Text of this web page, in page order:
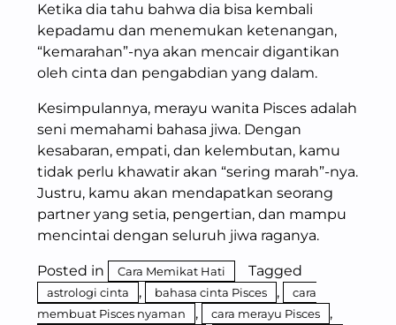
Ketika dia tahu bahwa dia bisa kembali
kepadamu dan menemukan ketenangan,
“kemarahan”-nya akan mencair digantikan
oleh cinta dan pengabdian yang dalam.
Kesimpulannya, merayu wanita Pisces adalah
seni memahami bahasa jiwa. Dengan
kesabaran, empati, dan kelembutan, kamu
tidak perlu khawatir akan “sering marah”-nya.
Justru, kamu akan mendapatkan seorang
partner yang setia, pengertian, dan mampu
mencintai dengan seluruh jiwa raganya.
Posted in Cara Memikat Hati Tagged
astrologi cinta , bahasa cinta Pisces ,
cara
membuat Pisces nyaman
, cara merayu Pisces ,